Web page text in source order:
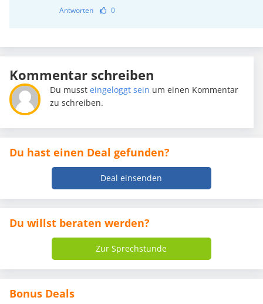
Antworten 0
Kommentar schreiben
Du mussteingeloggt sein um einen Kommentar
zu schreiben.
Du hast einen Deal gefunden?
Deal einsenden
Du willst beraten werden?
Zur Sprechstunde
Bonus Deals